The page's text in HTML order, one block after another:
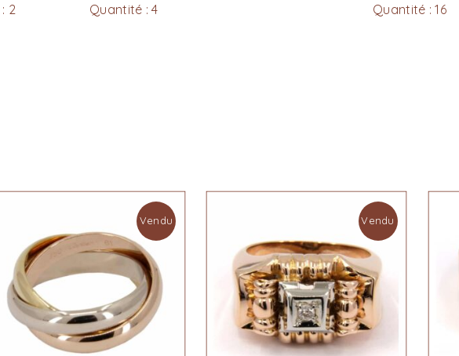
2
Quantité : 4
Quantité : 16
Vendu Vendu